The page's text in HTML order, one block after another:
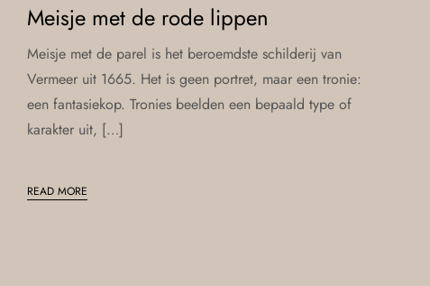
Meisje met de rode lippen
Meisje met de parel is het beroemdste schilderij van
Vermeer uit 1665. Het is geen portret, maar een tronie:
een fantasiekop. Tronies beelden een bepaald type of
karakter uit, […]
READ MORE